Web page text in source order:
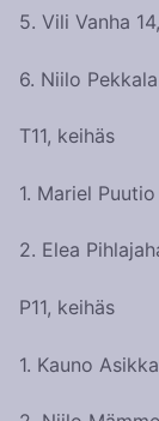
5. Vili Vanha
6. Niilo
T11, keihäs
1. Mariel
2. Elea
P11, keihäs
1. Kauno